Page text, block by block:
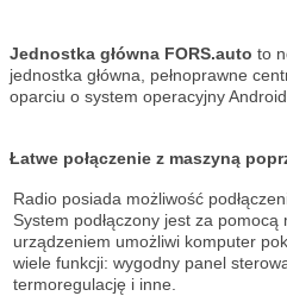
Jednostka główna FORS.auto to
jednostka główna, pełnoprawne
oparciu o system operacyjny
Łatwe połączenie z maszyną
Radio posiada możliwość
System podłączony jest za
urządzeniem umożliwi komputer
wiele funkcji: wygodny panel
termoregulację i inne.